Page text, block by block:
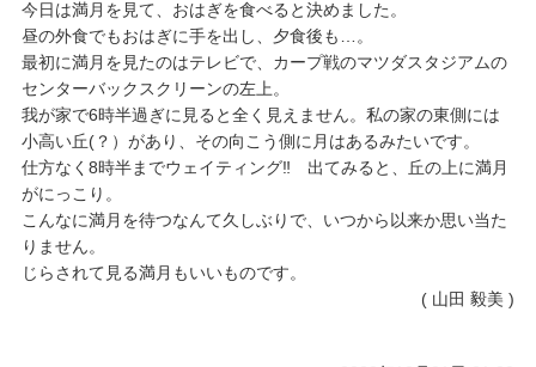
今日は満月を見て、おはぎを食べると決めました。
昼の外食でもおはぎに手を出し、夕食後も…。
最初に満月を見たのはテレビで、カープ戦のマツダスタジアムの
センターバックスクリーンの左上。
我が家で6時半過ぎに見ると全く見えません。私の家の東側には
小高い丘(？）があり、その向こう側に月はあるみたいです。
仕方なく8時半までウェイティング‼ 出てみると、丘の上に満月
がにっこり。
こんなに満月を待つなんて久しぶりで、いつから以来か思い当た
りません。
じらされて見る満月もいいものです。
( 山田 毅美 )